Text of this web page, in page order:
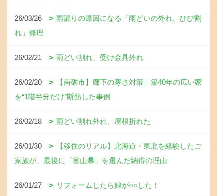
26/03/26
雨漏りの原因になる「雨どいの外れ、ひび割
れ」修理
26/02/21 雨どい割れ、受け金具外れ
26/02/20
【南砺市】廊下の寒さ対策｜築40年の広い家
を“1階半分だけ”断熱した事例
26/02/18 雨どい割れ外れ、屋根折れた
26/01/30
【移住のリアル】北海道・東北を経験したご
家族が、最後に「富山県」を選んだ納得の理由
26/01/27 リフォームしたら娘が○○した！